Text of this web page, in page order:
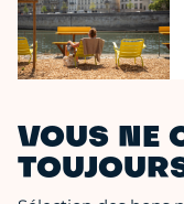
VOUS NE